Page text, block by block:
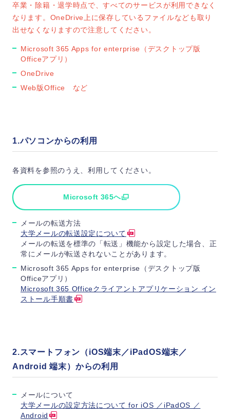
卒業・除籍・退学時点で、すべてのサービスが利用できなく
なります。OneDrive上に保存しているファイルなども取り
出せなくなりますので注意してください。
Microsoft 365 Apps for enterprise（デスクトップ版
Officeアプリ）
OneDrive
Web版Office など
1.パソコンからの利用
各資料を参照のうえ、利用してください。
Microsoft 365へ
メールの転送方法
大学メールの転送設定について
メールの転送を標準の「転送」機能から設定した場合、正
常にメールが転送されないことがあります。
Microsoft 365 Apps for enterprise（デスクトップ版
Officeアプリ）
Microsoft 365 Officeクライアントアプリケーション イン
ストール手順書
2.スマートフォン（iOS端末／iPadOS端末／
Android 端末）からの利用
メールについて
大学メールの設定方法について for iOS ／iPadOS ／
Android